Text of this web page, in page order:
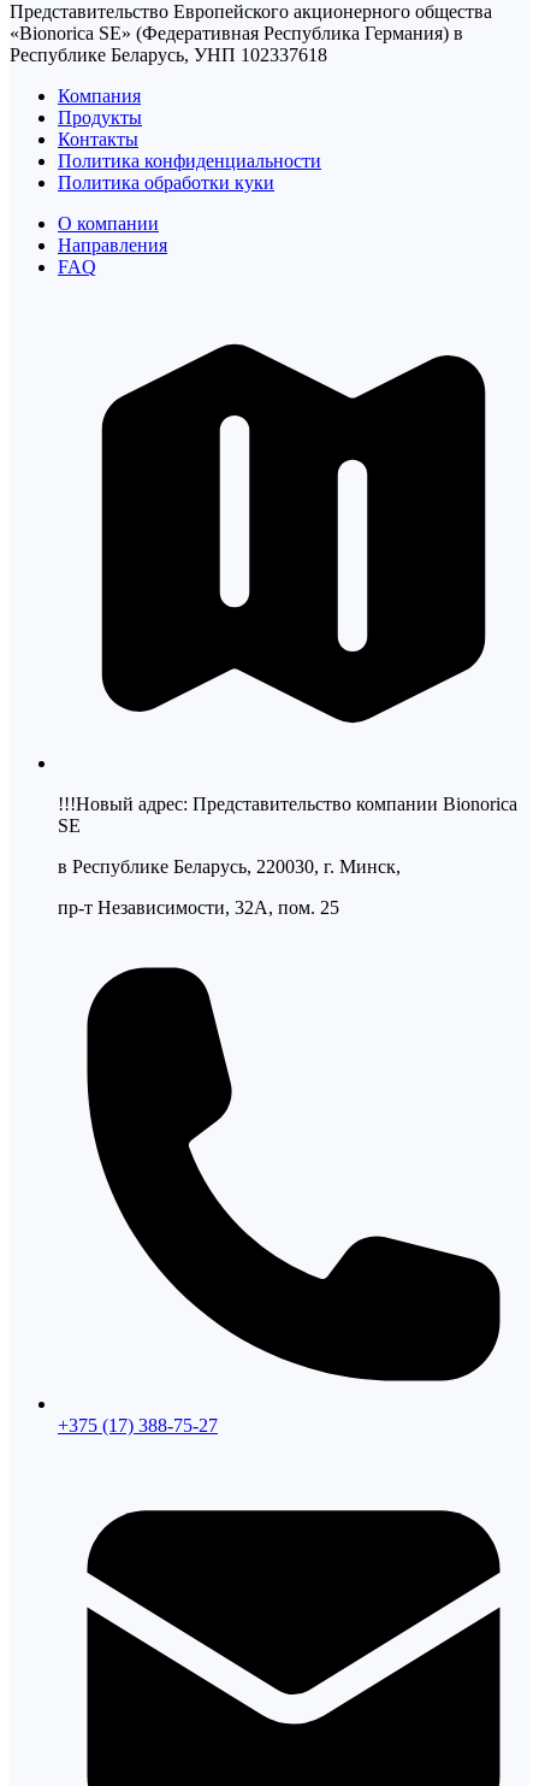
Представительство Европейского акционерного общества
«Bionorica SE» (Федеративная Республика Германия) в
Республике Беларусь, УНП 102337618
Компания
Продукты
Контакты
Политика конфиденциальности
Политика обработки куки
О компании
Направления
FAQ
!!!Новый адрес: Представительство компании Bionorica
SE
в Республике Беларусь, 220030, г. Минск,
пр-т Независимости, 32А, пом. 25
+375 (17) 388-75-27